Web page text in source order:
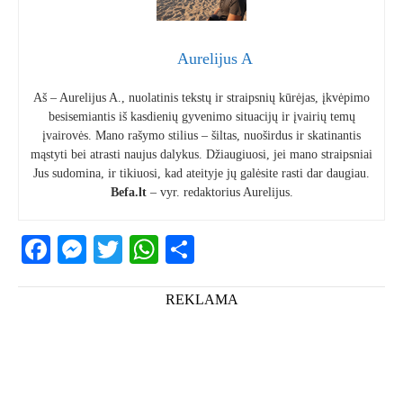
Aurelijus A
Aš – Aurelijus A., nuolatinis tekstų ir straipsnių kūrėjas, įkvėpimo
besisemiantis iš kasdienių gyvenimo situacijų ir įvairių temų
įvairovės. Mano rašymo stilius – šiltas, nuoširdus ir skatinantis
mąstyti bei atrasti naujus dalykus. Džiaugiuosi, jei mano straipsniai
Jus sudomina, ir tikiuosi, kad ateityje jų galėsite rasti dar daugiau.
Befa.lt– vyr. redaktorius Aurelijus.
Facebook
Messenger
TwitterWhatsApp
REKLAMA